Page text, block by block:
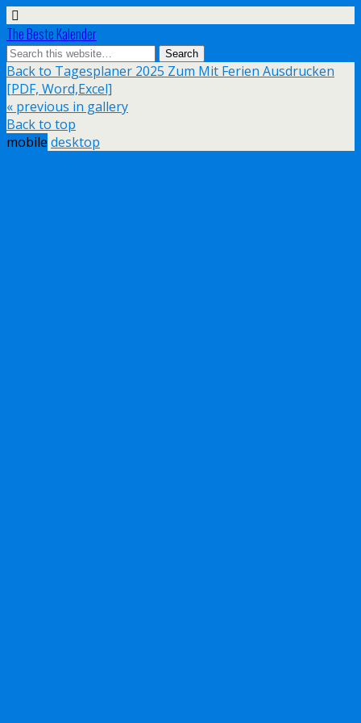
The Beste Kalender
Back to Tagesplaner 2025 Zum Mit Ferien Ausdrucken
[PDF, Word,Excel]
« previous in gallery
Back to top
mobile desktop